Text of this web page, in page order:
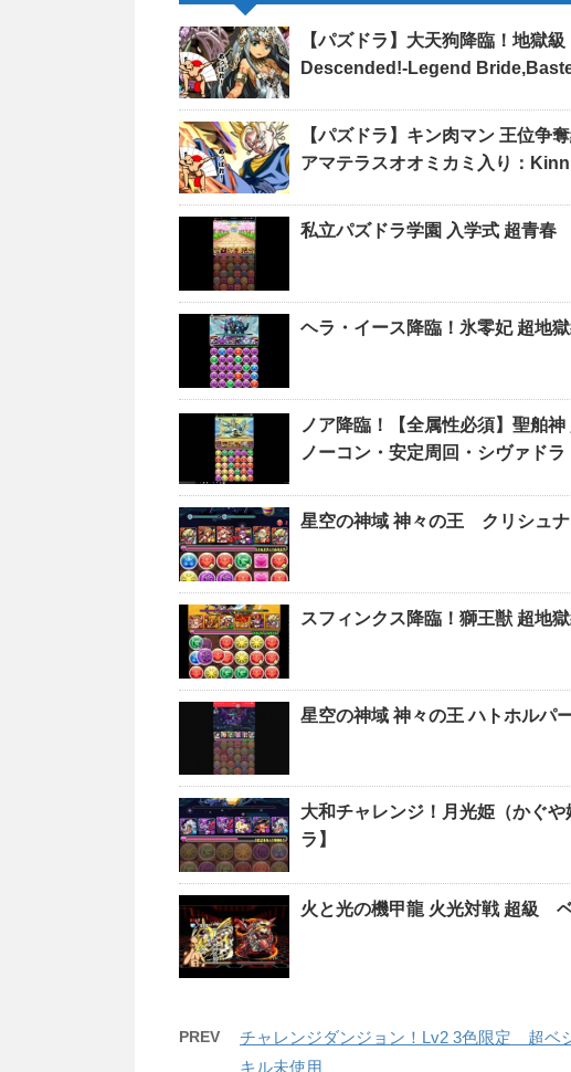
【パズドラ】大天狗降臨！地獄
Descended!-Legend
【パズドラ】キン肉マン 王位
アマテラスオオミカミ入り：
私立パズドラ学園 入学式 超青
ヘラ・イース降臨！氷零妃 超地
ノア降臨！【全属性必須】聖舶
ノーコン・安定周回・シヴァドラ
星空の神域 神々の王 クリシュナ
スフィンクス降臨！獅王獣 超地
星空の神域 神々の王 ハトホルパ
大和チャレンジ！月光姫（かぐ
ラ】
火と光の機甲龍 火光対戦 超級
PREV
チャレンジダンジョン！Lv2 3色限定 超ベ
キル未使用